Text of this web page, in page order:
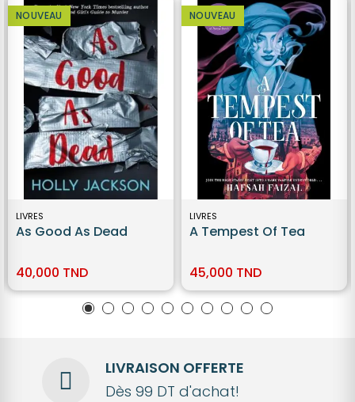
NOUVEAU
LIVRES
As Good As Dead
40,000 TND
NOUVEAU
LIVRES
A Tempest Of Tea
45,000 TND
LIVRAISON OFFERTE
Dès 99 DT d'achat!